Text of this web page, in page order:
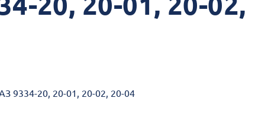
9334-20, 20-01, 20-02, 20-04